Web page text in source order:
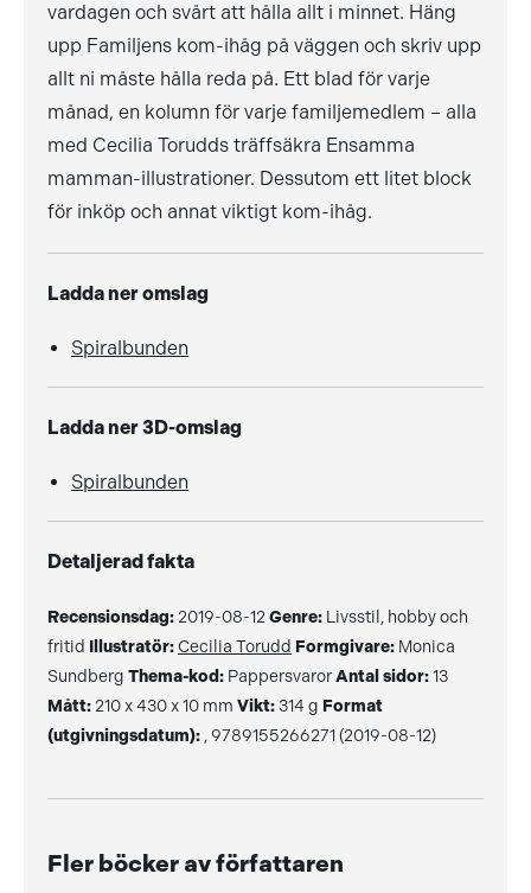
vardagen och svårt att hålla allt i minnet. Häng
upp Familjens kom-ihåg på väggen och skriv upp
allt ni måste hålla reda på. Ett blad för varje
månad, en kolumn för varje familjemedlem – alla
med Cecilia Torudds träffsäkra Ensamma
mamman-illustrationer. Dessutom ett litet block
för inköp och annat viktigt kom-ihåg.
Ladda ner omslag
Spiralbunden
Ladda ner 3D-omslag
Spiralbunden
Detaljerad fakta
Recensionsdag: 2019-08-12 Genre: Livsstil, hobby och
fritid Illustratör:Cecilia Torudd Formgivare: Monica
Sundberg Thema-kod: PappersvarorAntal sidor:13
Mått: 210 x 430 x 10 mm Vikt: 314 g Format
(utgivningsdatum): , 9789155266271 (2019-08-12)
Fler böcker av författaren